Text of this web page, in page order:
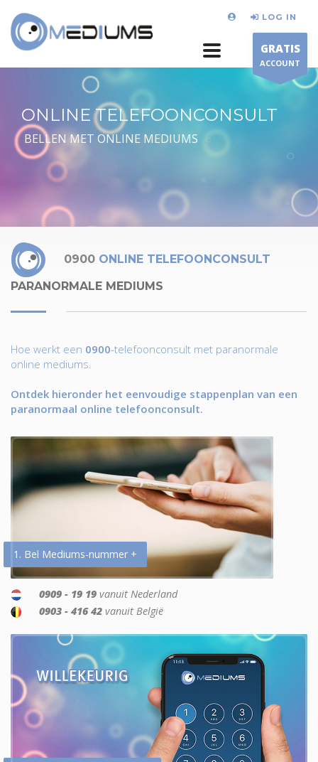
LOG IN
GRATIS
ACCOUNT
ONLINE TELEFOONCONSULT
BELLEN MET ONLINE MEDIUMS
0900 ONLINE TELEFOONCONSULT
PARANORMALE MEDIUMS
Hoe werkt een 0900-telefoonconsult met paranormale
online mediums.
Ontdek hieronder het eenvoudige stappenplan van een
paranormaal online telefoonconsult.
1. Bel Mediums-nummer +
0909 - 19 19 vanuit Nederland
0903 - 416 42 vanuit België